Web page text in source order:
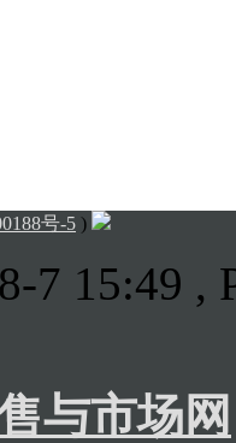
号-5 )
7 15:49 ,
与市场网